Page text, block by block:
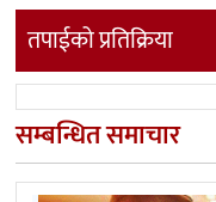
तपाईको प्रतिक्रिया
सम्बन्धित समाचार